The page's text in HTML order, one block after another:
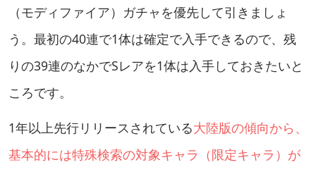
（モディファイア）ガチャを優先して引きましょ
う。最初の40連で1体は確定で入手できるので、残
りの39連のなかでSレアを1体は入手しておきたいと
ころです。
1年以上先行リリースされている大陸版の傾向から、
基本的には特殊検索の対象キャラ（限定キャラ）が